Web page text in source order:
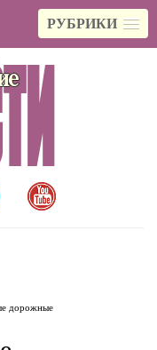
РУБРИКИ
дорожные